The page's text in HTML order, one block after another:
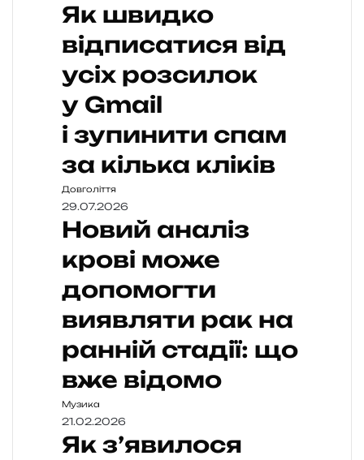
Як швидко
відписатися від
усіх розсилок
у Gmail
і зупинити спам
за кілька кліків
Довголіття
29.07.2026
Новий аналіз
крові може
допомогти
виявляти рак на
ранній стадії: що
вже відомо
Музика
21.02.2026
Як з’явилося